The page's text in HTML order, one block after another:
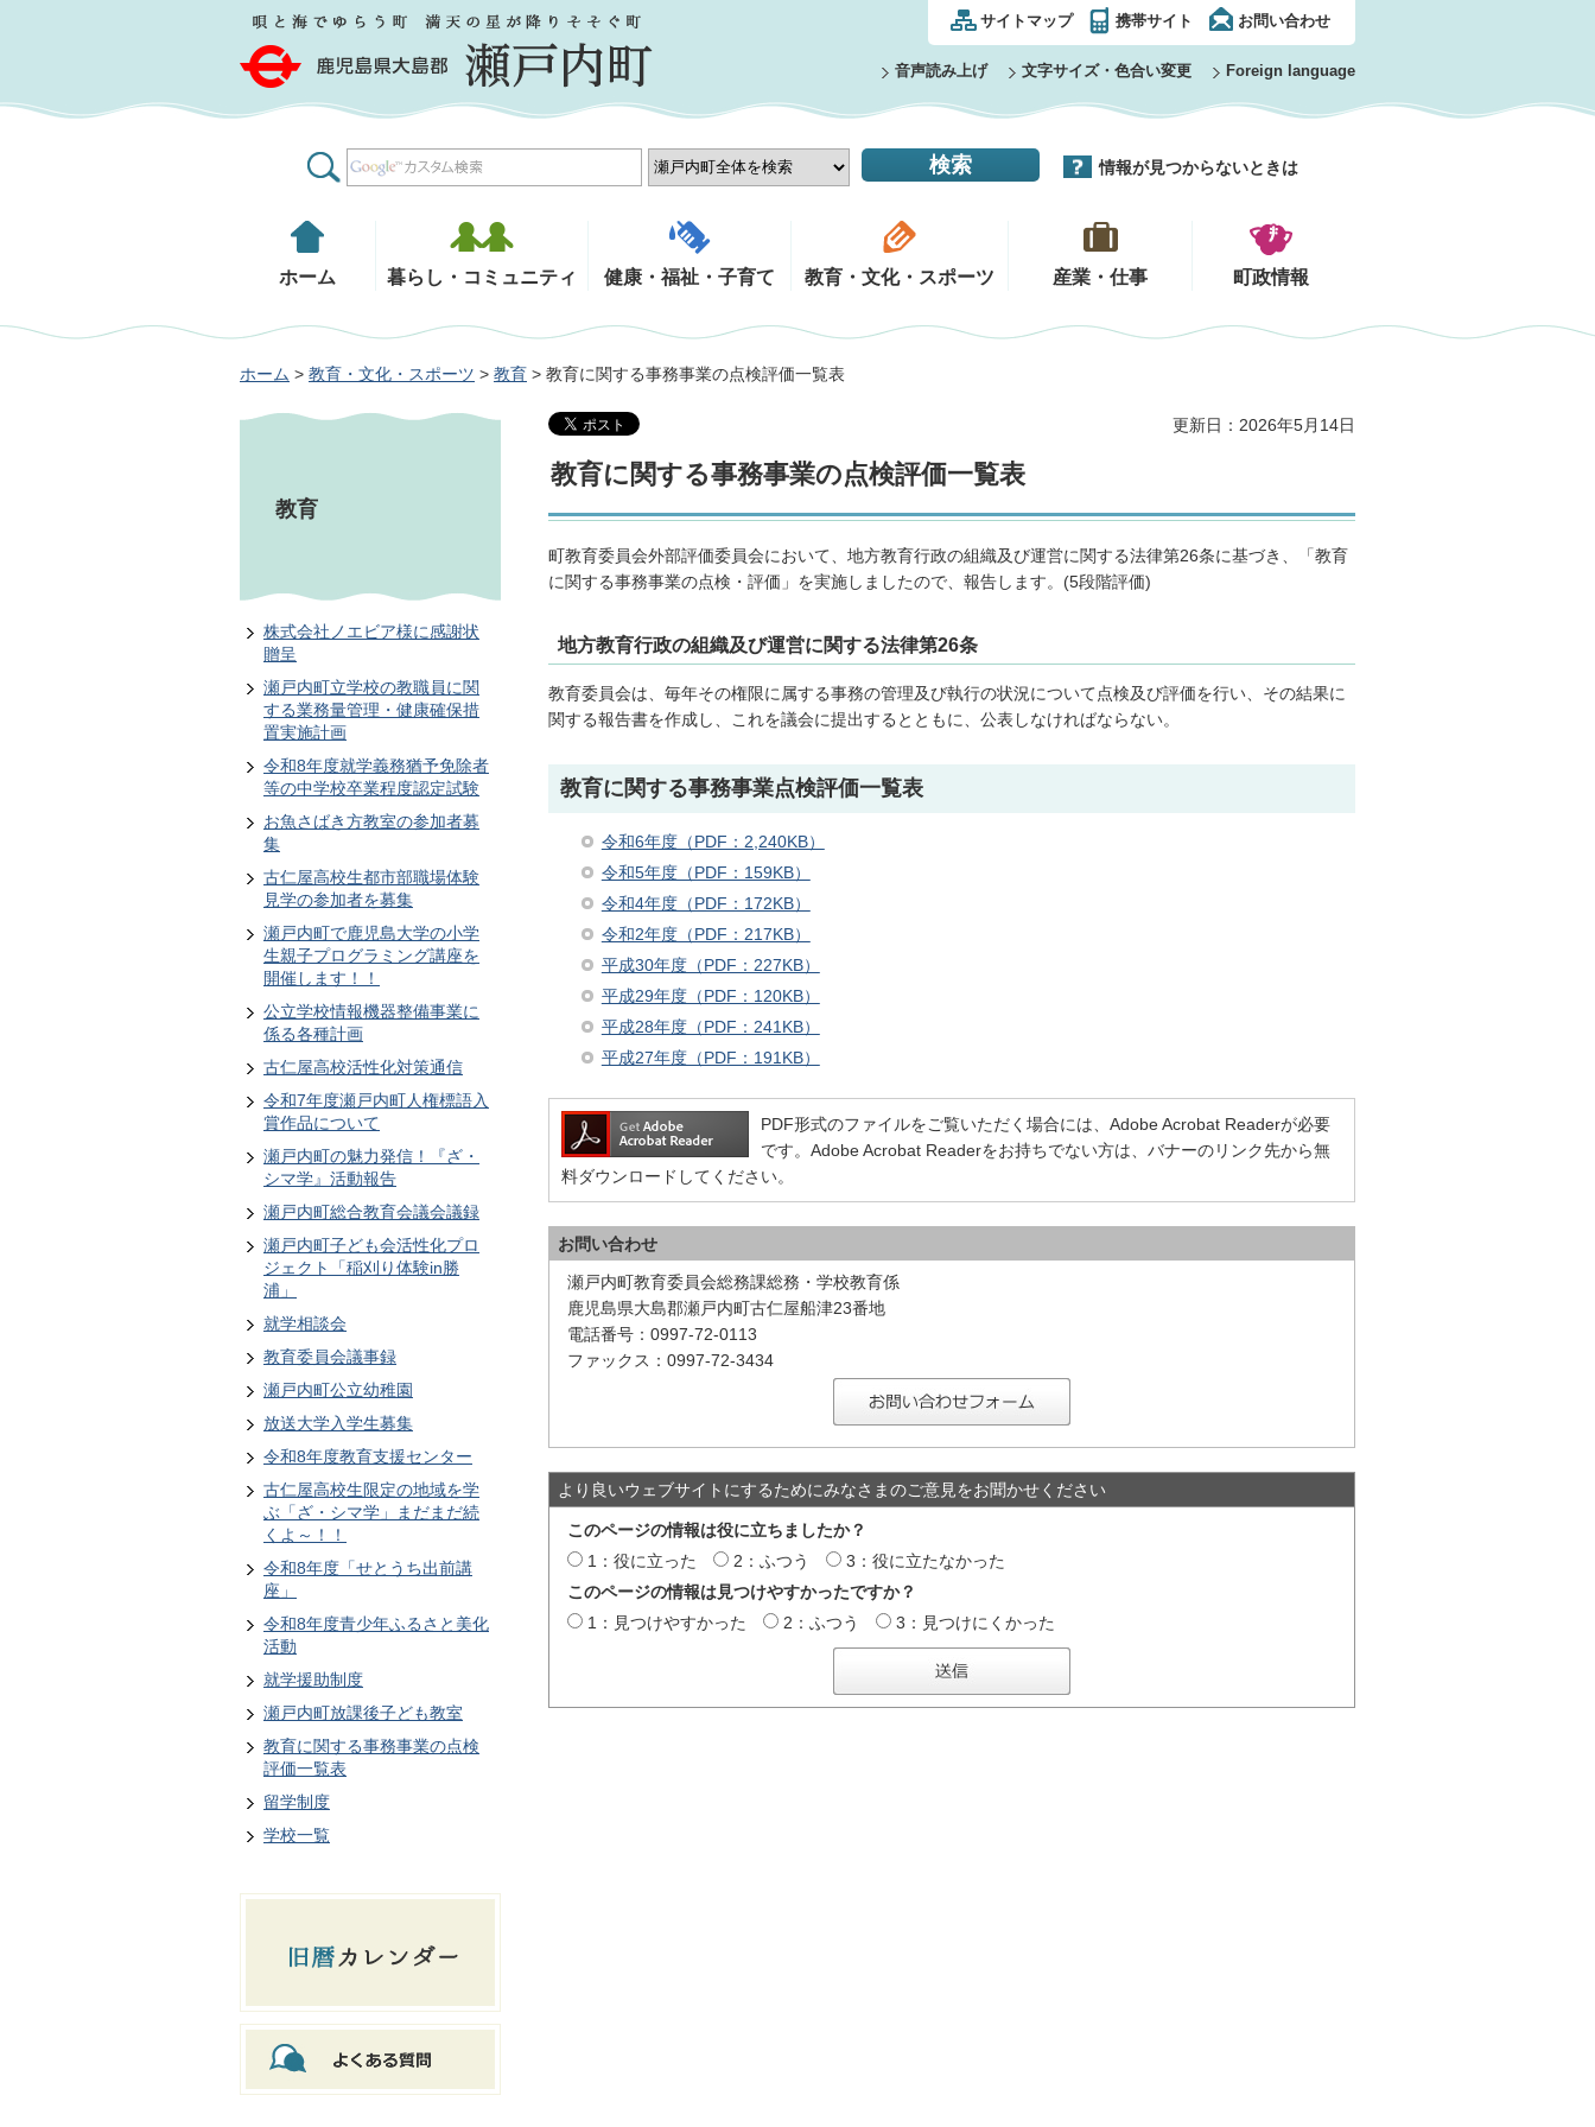
鹿児島県大島郡 瀬戸内町 サイトマップ 携帯サイト お問い合わせ
音声読み上げ 文字サイズ・色合い変更 Foreign language
情報が見つからないときは
ホーム 暮らし・コミュニティ 健康・福祉・子育て 教育・文化・スポーツ 産業・仕事 町政情報
ホーム > 教育・文化・スポーツ > 教育 > 教育に関する事務事業の点検評価一覧表
教育
株式会社ノエビア様に感謝状
贈呈
瀬戸内町立学校の教職員に関
する業務量管理・健康確保措
置実施計画
令和8年度就学義務猶予免除者
等の中学校卒業程度認定試験
お魚さばき方教室の参加者募
集
古仁屋高校生都市部職場体験
見学の参加者を募集
瀬戸内町で鹿児島大学の小学
生親子プログラミング講座を
開催します！！
公立学校情報機器整備事業に
係る各種計画
古仁屋高校活性化対策通信
令和7年度瀬戸内町人権標語入
賞作品について
瀬戸内町の魅力発信！『ざ・
シマ学』活動報告
瀬戸内町総合教育会議会議録
瀬戸内町子ども会活性化プロ
ジェクト「稲刈り体験in勝
浦」
就学相談会
教育委員会議事録
瀬戸内町公立幼稚園
放送大学入学生募集
令和8年度教育支援センター
古仁屋高校生限定の地域を学
ぶ「ざ・シマ学」まだまだ続
くよ～！！
令和8年度「せとうち出前講
座」
令和8年度青少年ふるさと美化
活動
就学援助制度
瀬戸内町放課後子ども教室
教育に関する事務事業の点検
評価一覧表
留学制度
学校一覧
更新日：2026年5月14日
教育に関する事務事業の点検評価一覧表
町教育委員会外部評価委員会において、地方教育行政の組織及び運営に関する法律第26条に基づき、「教育
に関する事務事業の点検・評価」を実施しましたので、報告します。(5段階評価)
地方教育行政の組織及び運営に関する法律第26条
教育委員会は、毎年その権限に属する事務の管理及び執行の状況について点検及び評価を行い、その結果に
関する報告書を作成し、これを議会に提出するとともに、公表しなければならない。
教育に関する事務事業点検評価一覧表
令和6年度（PDF：2,240KB）
令和5年度（PDF：159KB）
令和4年度（PDF：172KB）
令和2年度（PDF：217KB）
平成30年度（PDF：227KB）
平成29年度（PDF：120KB）
平成28年度（PDF：241KB）
平成27年度（PDF：191KB）
PDF形式のファイルをご覧いただく場合には、Adobe Acrobat Readerが必要
です。Adobe Acrobat Readerをお持ちでない方は、バナーのリンク先から無
料ダウンロードしてください。
お問い合わせ
瀬戸内町教育委員会総務課総務・学校教育係
鹿児島県大島郡瀬戸内町古仁屋船津23番地
電話番号：0997-72-0113
ファックス：0997-72-3434
より良いウェブサイトにするためにみなさまのご意見をお聞かせください
このページの情報は役に立ちましたか？
1：役に立った
2：ふつう
3：役に立たなかった
このページの情報は見つけやすかったですか？
1：見つけやすかった
2：ふつう 3：見つけにくかった